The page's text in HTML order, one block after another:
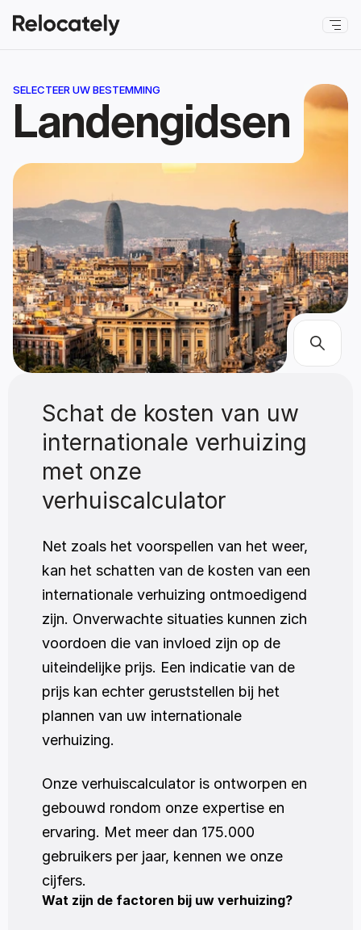
SELECTEER UW BESTEMMING
Landengidsen
Schat de kosten van uw
internationale verhuizing
met onze
verhuiscalculator
Net zoals het voorspellen van het weer,
kan het schatten van de kosten van een
internationale verhuizing ontmoedigend
zijn. Onverwachte situaties kunnen zich
voordoen die van invloed zijn op de
uiteindelijke prijs. Een indicatie van de
prijs kan echter geruststellen bij het
plannen van uw internationale
verhuizing.
Onze verhuiscalculator is ontworpen en
gebouwd rondom onze expertise en
ervaring. Met meer dan 175.000
gebruikers per jaar, kennen we onze
cijfers.
Wat zijn de factoren bij uw verhuizing?